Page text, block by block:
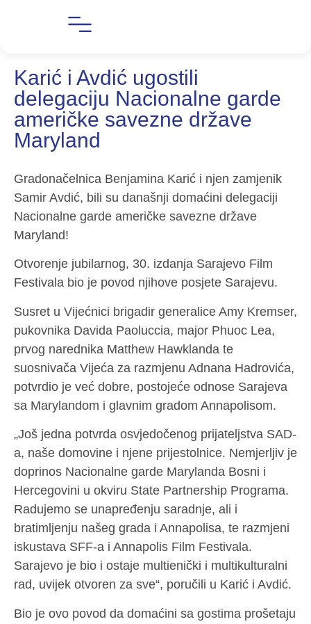
Karić i Avdić ugostili
delegaciju Nacionalne garde
američke savezne države
Maryland
Gradonačelnica Benjamina Karić i njen zamjenik
Samir Avdić, bili su današnji domaćini delegaciji
Nacionalne garde američke savezne države
Maryland!
Otvorenje jubilarnog, 30. izdanja Sarajevo Film
Festivala bio je povod njihove posjete Sarajevu.
Susret u Vijećnici brigadir generalice Amy Kremser,
pukovnika Davida Paoluccia, major Phuoc Lea,
prvog narednika Matthew Hawklanda te
suosnivača Vijeća za razmjenu Adnana Hadrovića,
potvrdio je već dobre, postojeće odnose Sarajeva
sa Marylandom i glavnim gradom Annapolisom.
„Još jedna potvrda osvjedočenog prijateljstva SAD-
a, naše domovine i njene prijestolnice. Nemjerljiv je
doprinos Nacionalne garde Marylanda Bosni i
Hercegovini u okviru State Partnership Programa.
Radujemo se unapređenju saradnje, ali i
bratimljenju našeg grada i Annapolisa, te razmjeni
iskustava SFF-a i Annapolis Film Festivala.
Sarajevo je bio i ostaje multienički i multikulturalni
rad, uvijek otvoren za sve“, poručili u Karić i Avdić.
Bio je ovo povod da domaćini sa gostima prošetaju